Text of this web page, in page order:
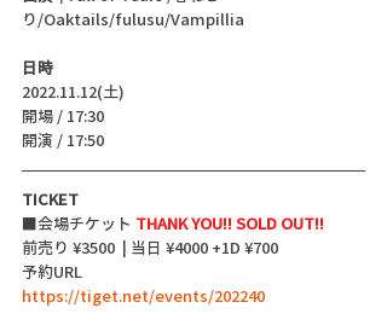
り/Oaktails/fulusu/Vampillia
日時
2022.11.12(土)
開場 / 17:30
開演 / 17:50
TICKET
■会場チケット THANK YOU!! SOLD OUT!!
前売り ¥3500  | 当日 ¥4000 +1D ¥700
予約URL
https://tiget.net/events/202240